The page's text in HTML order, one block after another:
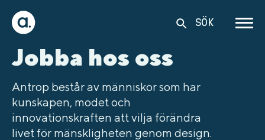
SÖK
Jobba hos oss
Antrop består av människor som har
kunskapen, modet och
innovationskraften att vilja förändra
livet för mänskligheten genom design.